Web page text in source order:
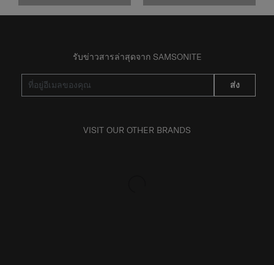
รับข่าวสารล่าสุดจาก SAMSONITE
ส่ง
VISIT OUR OTHER BRANDS